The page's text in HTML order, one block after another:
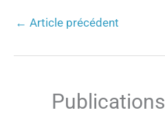
← Article précédent